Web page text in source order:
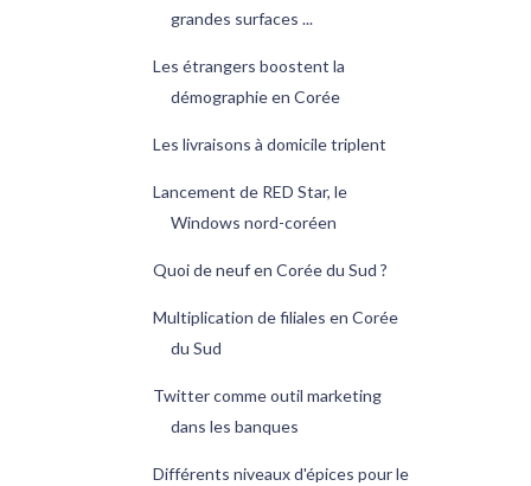
grandes surfaces ...
Les étrangers boostent la
démographie en Corée
Les livraisons à domicile triplent
Lancement de RED Star, le
Windows nord-coréen
Quoi de neuf en Corée du Sud ?
Multiplication de filiales en Corée
du Sud
Twitter comme outil marketing
dans les banques
Différents niveaux d'épices pour le